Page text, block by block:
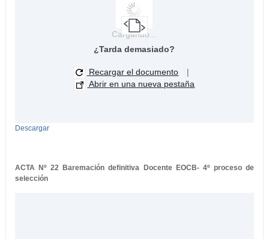
Cargando...
¿Tarda demasiado?
Recargar el documento
|
Abrir en una nueva pestaña
Descargar
ACTA Nº 22 Baremación definitiva Docente EOCB- 4º proceso de
selección